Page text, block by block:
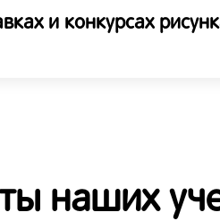
и конкурсах
наших